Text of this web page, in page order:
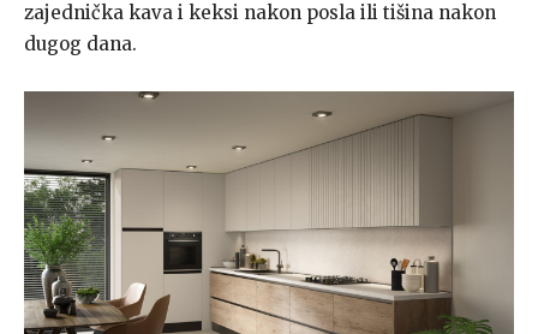
zajednička kava i keksi nakon posla ili tišina nakon
dugog dana.